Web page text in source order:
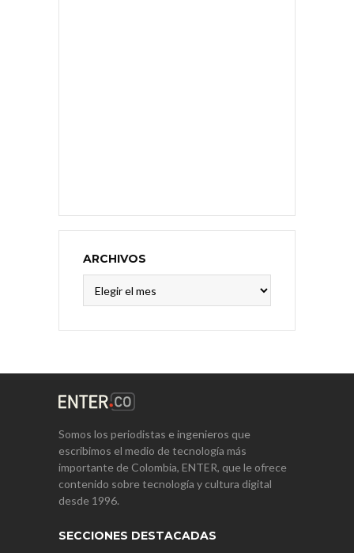
ARCHIVOS
Somos los periodistas e ingenieros que
escribimos el medio de tecnología más
importante de Colombia, ENTER, que le ofrece
contenido sobre tecnología y cultura digital
desde 1996.
SECCIONES DESTACADAS